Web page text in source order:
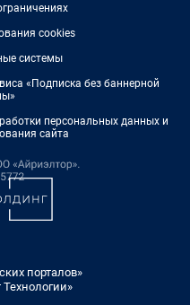
cookies
системы
«Подписка без баннерной
персональных данных и
сайта
порталов»